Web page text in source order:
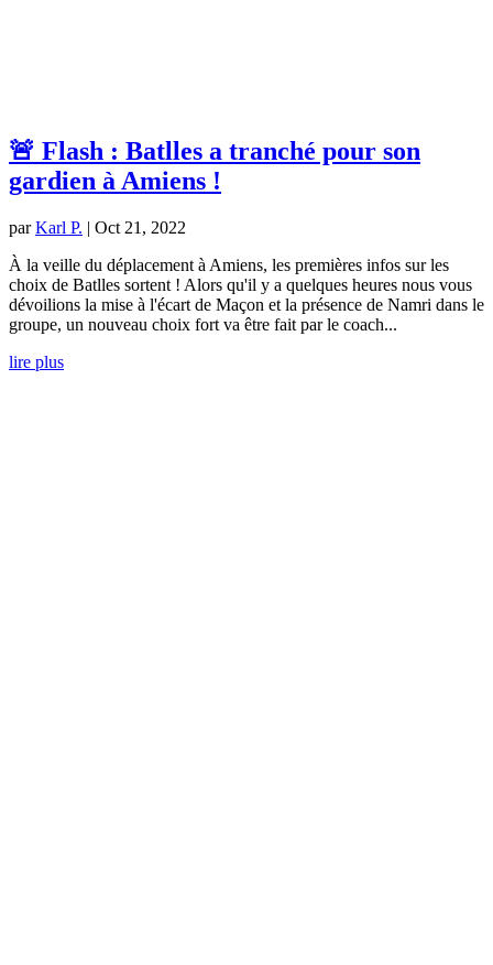
🚨 Flash : Batlles a tranché pour son
gardien à Amiens !
parKarl P. | Oct 21, 2022
À la veille du déplacement à Amiens, les premières infos sur les
choix de Batlles sortent ! Alors qu'il y a quelques heures nous vous
dévoilions la mise à l'écart de Maçon et la présence de Namri dans le
groupe, un nouveau choix fort va être fait par le coach...
lire plus